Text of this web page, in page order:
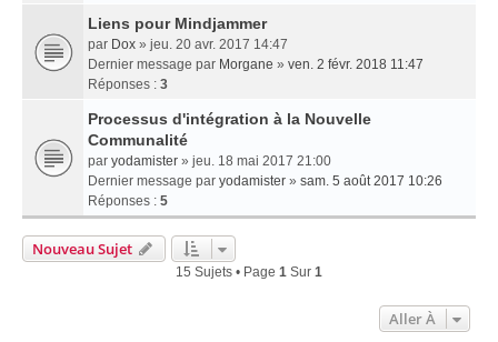
Liens pour Mindjammer
par Dox » jeu. 20 avr. 2017 14:47
Dernier message par Morgane » ven. 2 févr. 2018 11:47
Réponses : 3
Processus d'intégration à la Nouvelle
Communalité
par yodamister » jeu. 18 mai 2017 21:00
Dernier message par yodamister » sam. 5 août 2017 10:26
Réponses : 5
Nouveau Sujet
15 Sujets • Page 1 Sur 1
Aller À